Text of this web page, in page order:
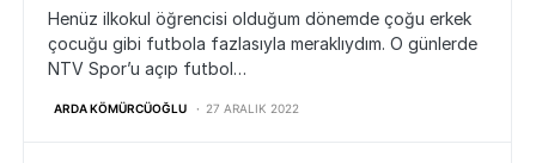
Henüz ilkokul öğrencisi olduğum dönemde çoğu erkek
çocuğu gibi futbola fazlasıyla meraklıydım. O günlerde
NTV Spor’u açıp futbol…
ARDA KÖMÜRCÜOĞLU 27 ARALIK 2022